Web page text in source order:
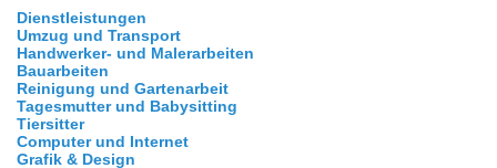
Dienstleistungen
Umzug und Transport
Handwerker- und Malerarbeiten
Bauarbeiten
Reinigung und Gartenarbeit
Tagesmutter und Babysitting
Tiersitter
Computer und Internet
Grafik & Design